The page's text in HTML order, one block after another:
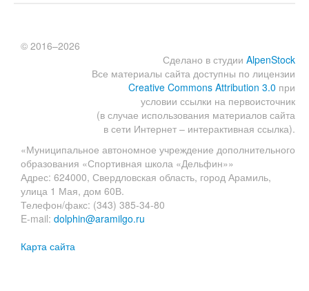
Сделано в студии AlpenStock
Все материалы сайта доступны по лицензии
Creative Commons Attribution 3.0 при
условии ссылки на первоисточник
(в случае использования материалов сайта
в сети Интернет – интерактивная ссылка).
© 2016–2026
«Муниципальное автономное учреждение дополнительного
образования «Спортивная школа «Дельфин»»
Адрес: 624000, Свердловская область, город Арамиль,
улица 1 Мая, дом 60В.
Телефон/факс: (343) 385-34-80
E-mail: dolphin@aramilgo.ru
Карта сайта